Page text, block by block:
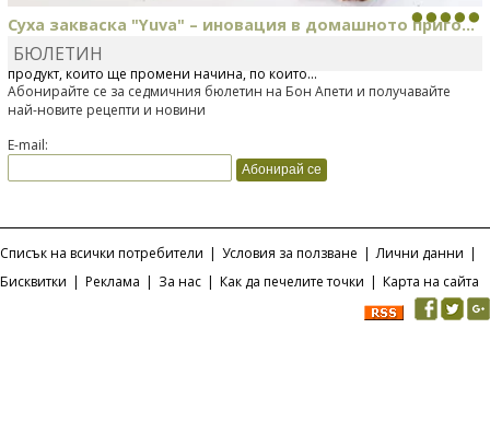
Суха закваска "Yuva" – иновация в домашното приго...
Отскоро Лесафр България стартира предлагането на изцяло нов
продукт, който ще промени начина, по който...
БЮЛЕТИН
Абонирайте се за седмичния бюлетин на Бон Апети и получавайте
най-новите рецепти и новини
E-mail:
Списък на всички потребители | Условия за ползване | Лични данни |
Бисквитки | Реклама | За нас | Как да печелите точки | Карта на сайта